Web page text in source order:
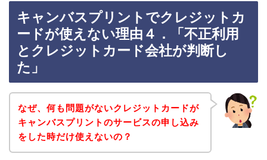
キャンバスプリントでクレジットカ
ードが使えない理由４．「不正利用
とクレジットカード会社が判断し
た」
なぜ、何も問題がないクレジットカードが
キャンバスプリントのサービスの申し込み
をした時だけ使えないの？